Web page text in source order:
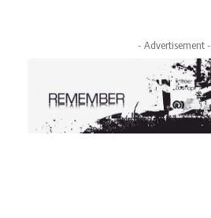
- Advertisement -